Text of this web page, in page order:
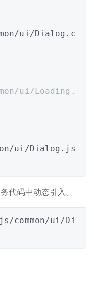
ui/Dialog.c
ui/Loading.
ui/Dialog.js
代码中动态引入。
common/ui/Di